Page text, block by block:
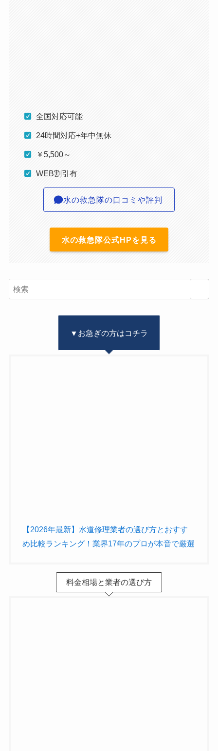
全国対応可能
24時間対応+年中無休
￥5,500～
WEB割引有
水の救急隊の口コミや評判
水の救急隊公式HPを見る
▼お急ぎの方はコチラ
【2026年最新】水道修理業者の選び方とおすす
め比較ランキング！業界17年のプロが本音で厳選
料金相場と業者の選び方